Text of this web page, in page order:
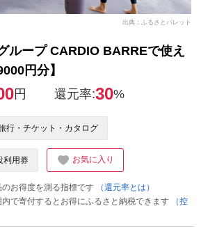
出典：ふるさとパレット
ループ CARDIO BARREで使え
円分】
円 還元率:30%
行・チケット・カタログ
利用券 お気に入り
お得度を測る指標です
（還元率とは）
で寄付するとお得にふるさと納税できます
（控